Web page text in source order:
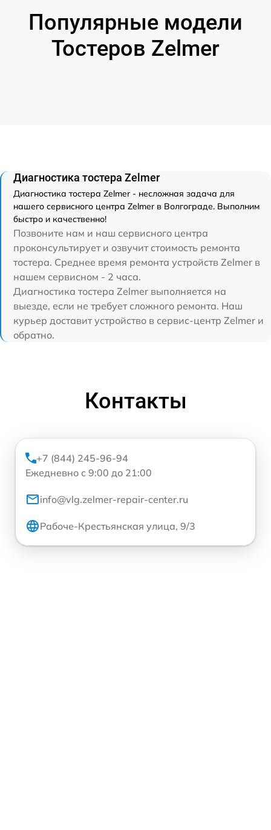
Популярные модели
Тостеров Zelmer
Диагностика тостера Zelmer
Диагностика тостера Zelmer - несложная задача для
нашего сервисного центра Zelmer в Волгограде. Выполним
быстро и качественно!
Позвоните нам и наш сервисного центра
проконсультирует и озвучит стоимость ремонта
тостера. Среднее время ремонта устройств Zelmer в
нашем сервисном - 2 часа.
Диагностика тостера Zelmer выполняется на
выезде, если не требует сложного ремонта. Наш
курьер доставит устройство в сервис-центр Zelmer и
обратно.
Контакты
+7 (844) 245-96-94
Ежедневно с 9:00 до 21:00
info@vlg.zelmer-repair-center.ru
Рабоче-Крестьянская улица, 9/3